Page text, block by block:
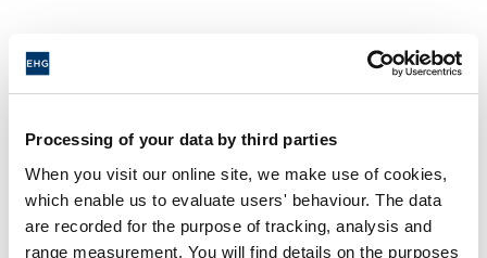
Processing of your data by third parties
When you visit our online site, we make use of cookies,
which enable us to evaluate users' behaviour. The data
are recorded for the purpose of tracking, analysis and
range measurement. You will find details on the purposes